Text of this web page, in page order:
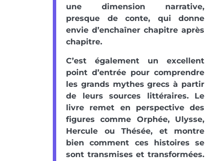
une dimension narrative,
presque de conte, qui donne
envie d’enchaîner chapitre après
chapitre.
C’est également un excellent
point d’entrée pour comprendre
les grands mythes grecs à partir
de leurs sources littéraires. Le
livre remet en perspective des
figures comme Orphée, Ulysse,
Hercule ou Thésée, et montre
bien comment ces histoires se
sont transmises et transformées.